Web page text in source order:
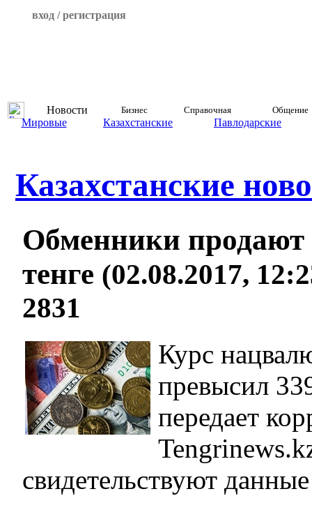
вход / регистрация
Новости Бизнес Справочная Общение
Мировые Казахстанские Павлодарские
Казахстанские
Обменники продают
тенге (02.08.2017,
2831
Курс
превысил
передает
свидетельствуют